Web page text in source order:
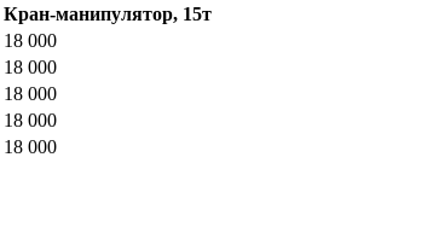
Кран-манипулятор, 15т
18 000
18 000
18 000
18 000
18 000